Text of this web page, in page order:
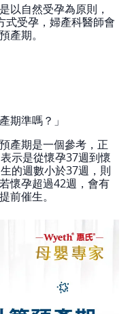
以自然受孕為原則，
式受孕，婦產科醫師會
產期。
期準嗎？」
產期是一個參考，正
示是從懷孕37週到懷
的週數小於37週，則
懷孕超過42週，會有
前催生。